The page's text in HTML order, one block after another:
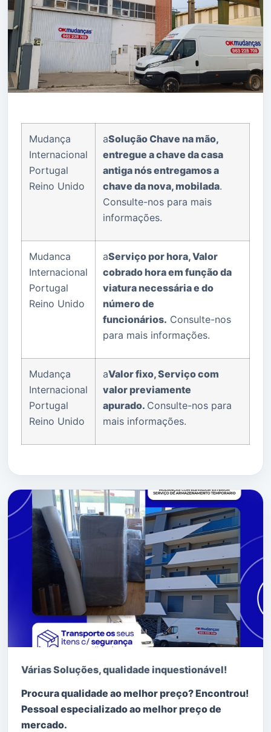
Teremos muito gosto em ajudar e aconselhar.
Mudança
Internacional
Portugal
Reino Unido
aSolução Chave na mão,
entregue a chave da casa
antiga nós entregamos a
chave da nova, mobilada.
Consulte-nos para mais
informações.
Mudanca
Internacional
Portugal
Reino Unido
aServiço por hora, Valor
cobrado hora em função da
viatura necessária e do
número de
funcionários. Consulte-nos
para mais informações.
Mudança
Internacional
Portugal
Reino Unido
aValor fixo, Serviço com
valor previamente
apurado. Consulte-nos para
mais informações.
Várias Soluções, qualidade inquestionável!
Procura qualidade ao melhor preço? Encontrou!
Pessoal especializado ao melhor preço de
mercado.